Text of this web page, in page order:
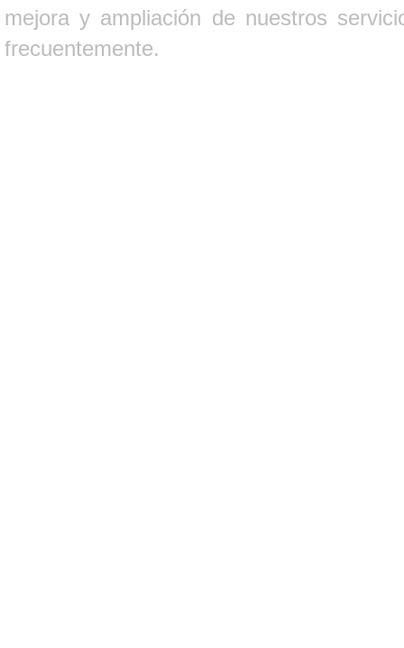
mejora y ampliación de nuestros
frecuentemente.